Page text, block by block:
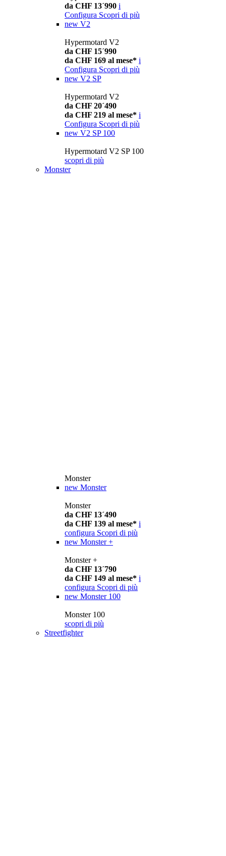
da CHF 13´990 i
Configura Scopri di più
new V2
Hypermotard V2
da CHF 15´990
da CHF 169 al mese* i
Configura Scopri di più
new V2 SP
Hypermotard V2
da CHF 20´490
da CHF 219 al mese* i
Configura Scopri di più
new V2 SP 100
Hypermotard V2 SP 100
scopri di più
Monster
Monster
new Monster
Monster
da CHF 13´490
da CHF 139 al mese* i
configura Scopri di più
new Monster +
Monster +
da CHF 13´790
da CHF 149 al mese* i
configura Scopri di più
new Monster 100
Monster 100
scopri di più
Streetfighter